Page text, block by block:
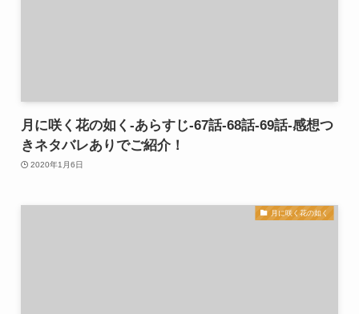
月に咲く花の如く-あらすじ-67話-68話-69話-感想つ
きネタバレありでご紹介！
2020年1月6日
月に咲く花の如く